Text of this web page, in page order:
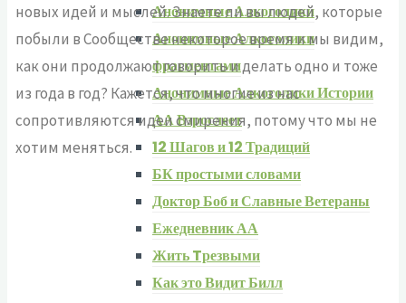
Анонимные Алкоголики
Анонимные Алкоголики
фрагментами
Анонимные Алкоголики Истории
АА Взрослеет
12 Шагов и 12 Традиций
БК простыми словами
Доктор Боб и Славные Ветераны
Ежедневник АА
Жить Tрезвыми
Как это Видит Билл
новых идей и мыслей. Знаете ли вы людей, которые
побыли в Сообществе некоторое время и мы видим,
как они продолжают говорить и делать одно и тоже
из года в год? Кажется, что многие из нас
сопротивляются идеи смирения, потому что мы не
хотим меняться.